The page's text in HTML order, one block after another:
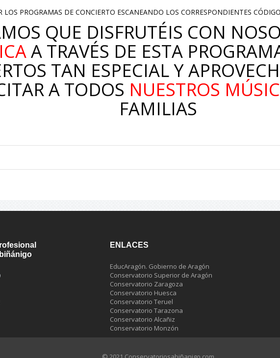
LOS PROGRAMAS DE CONCIERTO ESCANEANDO LOS CORRESPONDIENTES
QUE DISFRUTÉIS CON
A TRAVÉS DE ESTA
TAN ESPECIAL Y
A TODOS NUESTROS
FAMILIAS
ENLACES
EducAragón. Gobierno de Aragón
Conservatorio Superior de Aragón
Conservatorio Zaragoza
Conservatorio Huesca
Conservatorio Teruel
Conservatorio Tarazona
Conservatorio Alcañiz
Conservatorio Monzón